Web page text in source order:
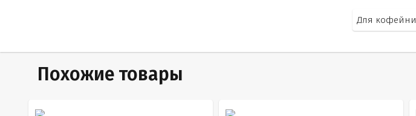
Для кофейни
Похожие товары